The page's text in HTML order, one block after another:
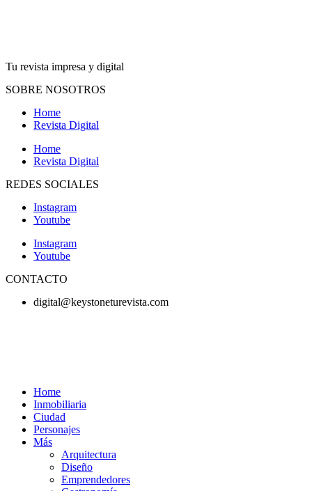
Tu revista impresa y digital
SOBRE NOSOTROS
Home
Revista Digital
Home
Revista Digital
REDES SOCIALES
Instagram
Youtube
Instagram
Youtube
CONTACTO
digital@keystoneturevista.com
Home
Inmobiliaria
Ciudad
Personajes
Más
Arquitectura
Diseño
Emprendedores